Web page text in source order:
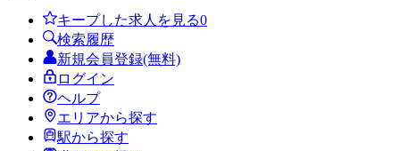
キープした求人を見る0
検索履歴
新規会員登録(無料)
ログイン
ヘルプ
エリアから探す
駅から探す